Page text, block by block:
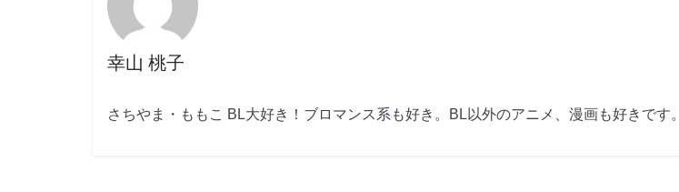
幸山 桃子
さちやま・ももこ BL大好き！ブロマンス系も好き。BL以外のアニメ、漫画も好きです。